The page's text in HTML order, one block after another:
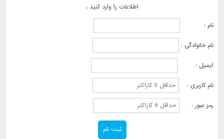
اطلاعات را وارد کنید .
نام :
نام خانوادگی :
ایمیل :
نام کاربری :
رمز عبور :